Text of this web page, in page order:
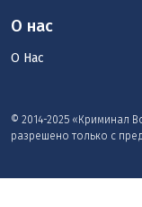
О нас
О Нас
© 2014-2025 «Криминал
разрешено только с